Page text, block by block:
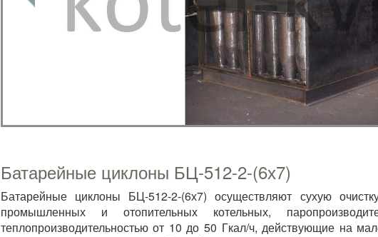
Батарейные циклоны БЦ-512-2-(6х7)
Батарейные циклоны БЦ-512-2-(6х7) осуществляют сухую
промышленных и отопительных котельных,
теплопроизводительностью от 10 до 50 Гкал/ч, действующие на